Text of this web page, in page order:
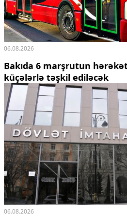
06.08.2026
Bakıda 6 marşrutun
küçələrlə təşkil ediləcək
06.08.2026